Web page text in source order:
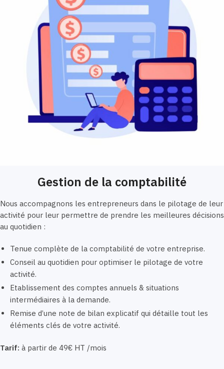
Gestion de la comptabilité
Nous accompagnons les entrepreneurs dans le pilotage de leur
activité pour leur permettre de prendre les meilleures décisions
au quotidien :
Tenue complète de la comptabilité de votre entreprise.
Conseil au quotidien pour optimiser le pilotage de votre
activité.
Etablissement des comptes annuels & situations
intermédiaires à la demande.
Remise d’une note de bilan explicatif qui détaille tout les
éléments clés de votre activité.
Tarif: à partir de 49€ HT /mois